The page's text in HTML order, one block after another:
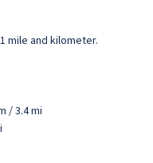
mile and kilometer.
/ 3.4 mi